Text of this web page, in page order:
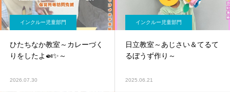
インクルー児童部門
ひたちなか教室～カレーづく
りをしたよ🍛✨～
2026.07.30
インクルー児童部門
日立教室～あじさい＆てるて
るぼうず作り～
2025.06.21